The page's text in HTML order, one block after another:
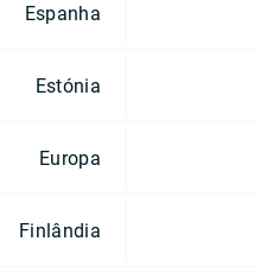
Espanha
Estónia
Europa
Finlândia